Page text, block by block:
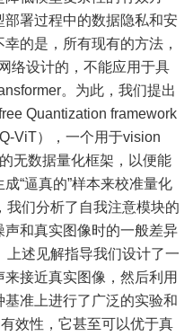
署过程中的数据隐私和安
的是，所有现有的方法，
络设计的，不能应用于具
。为此，我们提出
Quantization framework
ViT），一个用于vision
无数据量化框架，以便能
“逼真的”样本来校准量化
们分析了自我注意模块的
声和真实图像时的一般差异
上述见解指导我们设计了一
接近真实图像，然后利用
准上进行了广泛的实验和
效性，它甚至可以优于真